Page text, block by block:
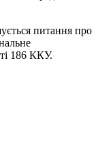
питання про
186 ККУ.